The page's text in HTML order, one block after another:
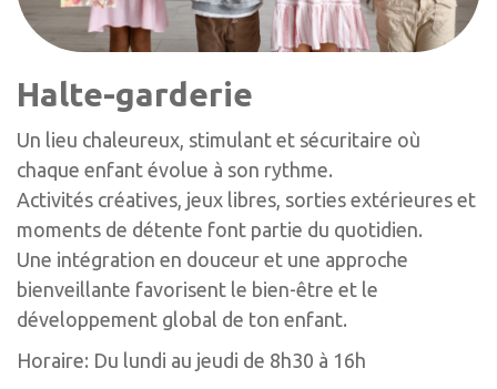
Halte-garderie
Un lieu chaleureux, stimulant et sécuritaire où
chaque enfant évolue à son rythme.
Activités créatives, jeux libres, sorties extérieures et
moments de détente font partie du quotidien.
Une intégration en douceur et une approche
bienveillante favorisent le bien-être et le
développement global de ton enfant.
Horaire: Du lundi au jeudi de 8h30 à 16h